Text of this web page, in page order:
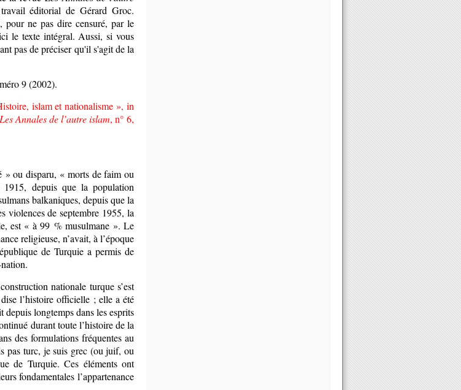
éditorial de Gérard Groc.
pour ne pas dire censuré, par le
le texte intégral. Aussi, si vous
pas de préciser qu'il s'agit de la
9 (2002).
islam et nationalisme », in
Annales de l’autre islam, n° 6,
» ou disparu, « morts de faim ou
depuis que la population
balkaniques, depuis que la
violences de septembre 1955, la
est « à 99 % musulmane ». Le
religieuse, n’avait, à l’époque
de Turquie a permis de
nationale turque s’est
l’histoire officielle ; elle a été
longtemps dans les esprits
durant toute l’histoire de la
des formulations fréquentes au
pas turc, je suis grec (ou juif, ou
de Turquie. Ces éléments ont
fondamentales l’appartenance